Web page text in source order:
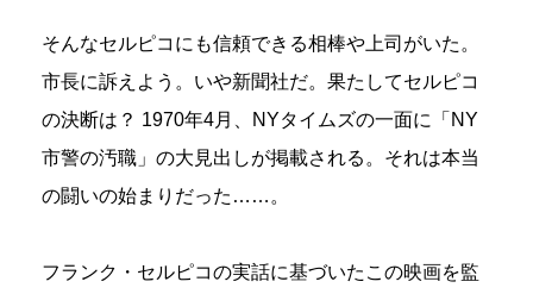
そんなセルピコにも信頼できる相棒や上司がいた。
市長に訴えよう。いや新聞社だ。果たしてセルピコ
の決断は？ 1970年4月、NYタイムズの一面に「NY
市警の汚職」の大見出しが掲載される。それは本当
の闘いの始まりだった……。
フランク・セルピコの実話に基づいたこの映画を監